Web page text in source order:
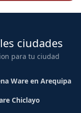
ciudades
para tu ciudad
Ware en Arequipa
Chiclayo